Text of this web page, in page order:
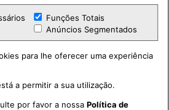
Funções Totais
Anúncios Segmentados
para lhe oferecer uma experiência
a permitir a sua utilização.
por favor a nossaPolítica de